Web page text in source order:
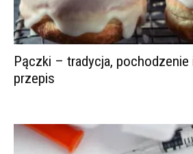
Pączki – tradycja,
przepis